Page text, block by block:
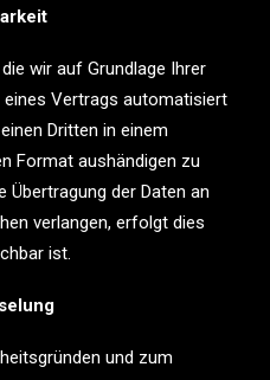
wir auf Grundlage Ihrer
eines Vertrags automatisiert
Dritten in einem
Format aushändigen zu
Übertragung der Daten an
verlangen, erfolgt dies
ist.
und zum